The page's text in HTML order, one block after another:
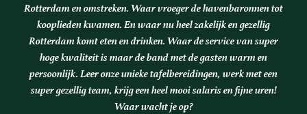
Rotterdam en omstreken. Waar vroeger de havenbaronnen tot
kooplieden kwamen. En waar nu heel zakelijk en gezellig
Rotterdam komt eten en drinken. Waar de service van super
hoge kwaliteit is maar de band met de gasten warm en
persoonlijk. Leer onze unieke tafelbereidingen, werk met een
super gezellig team, krijg een heel mooi salaris en fijne uren!
Waar wacht je op?